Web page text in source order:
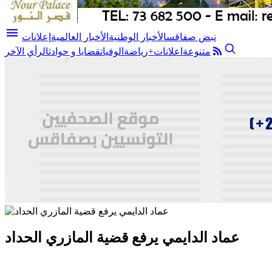
menu نبض صفاقسالأخبار الوطنية الأخبار العالمية إعلانات
متنوعة اعلانات+رياضة الوفياتقضايا و حوادثالرأي الآخر
عماد الدايمي يرفع قضية المازري الحداد